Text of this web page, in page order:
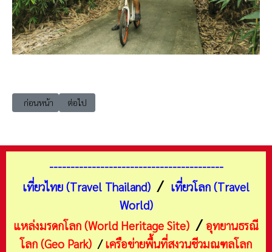
เนื้อหาก่อนหน้า: เที่ยวนนทบุรี บางใหญ่ ตลาดน้ำประชารัฐสวนบัว
ก่อนหน้า เนื้อหาถัดไป: เที่ยวนนทบุรี ปากเกร็ด วัดชลประทานรังสฤษดิ์ พ
ต่อไป
-----------------------------------------
เที่ยวไทย (Travel Thailand) / เที่ยวโลก (Travel
World)
แหล่งมรดกโลก (World Heritage Site) /อุทยานธรณี
โลก (Geo Park) /เครือข่ายพื้นที่สงวนชีวมณฑลโลก